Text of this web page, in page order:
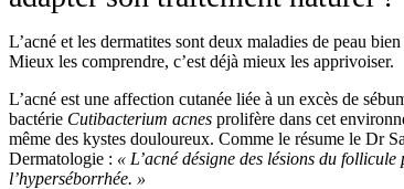
L’acné et les dermatites sont deux maladies de peau
Mieux les comprendre, c’est déjà mieux les apprivoiser.
L’acné est une affection cutanée liée à un excès de
bactérie Cutibacterium acnes prolifère dans cet
même des kystes douloureux. Comme le résume le Dr
Dermatologie : « L’acné désigne des lésions du
l’hyperséborrhée. »